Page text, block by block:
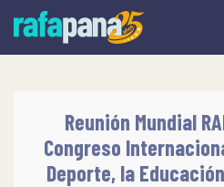
Reunión Mundial
Congreso
Deporte, la